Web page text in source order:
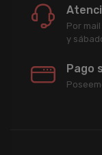
Por
y
Pago